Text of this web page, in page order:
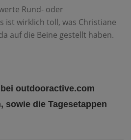
Rund- oder
ist wirklich toll, was Christiane
auf die Beine gestellt haben.
bei outdooractive.com
sowie die Tagesetappen